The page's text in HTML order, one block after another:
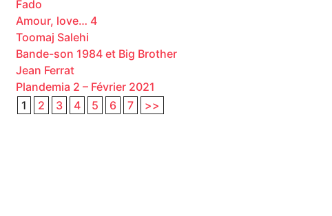
Fado
Amour, love… 4
Toomaj Salehi
Bande-son 1984 et Big Brother
Jean Ferrat
Plandemia 2 – Février 2021
1
2 3 4 5 6 7 >>